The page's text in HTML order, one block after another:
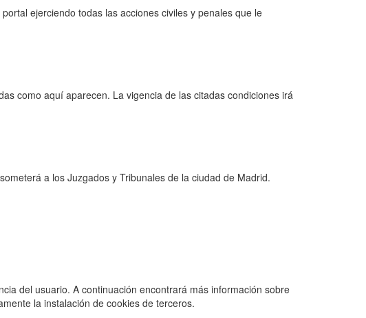
ejerciendo todas las acciones civiles y penales que le
como aquí aparecen. La vigencia de las citadas condiciones irá
a los Juzgados y Tribunales de la ciudad de Madrid.
del usuario. A continuación encontrará más información sobre
la instalación de cookies de terceros.